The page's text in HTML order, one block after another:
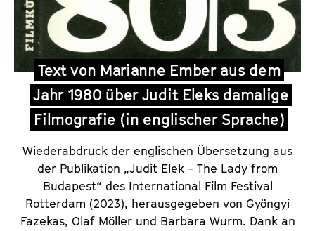
Text von Marianne Ember aus dem
Jahr 1980 über Judit Eleks damalige
Filmografie (in englischer Sprache)
Wiederabdruck der englischen Übersetzung aus
der Publikation „Judit Elek - The Lady from
Budapest“ des International Film Festival
Rotterdam (2023), herausgegeben von Gyöngyi
Fazekas, Olaf Möller und Barbara Wurm. Dank an